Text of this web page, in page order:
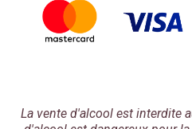
La vente d'alcool est interdite